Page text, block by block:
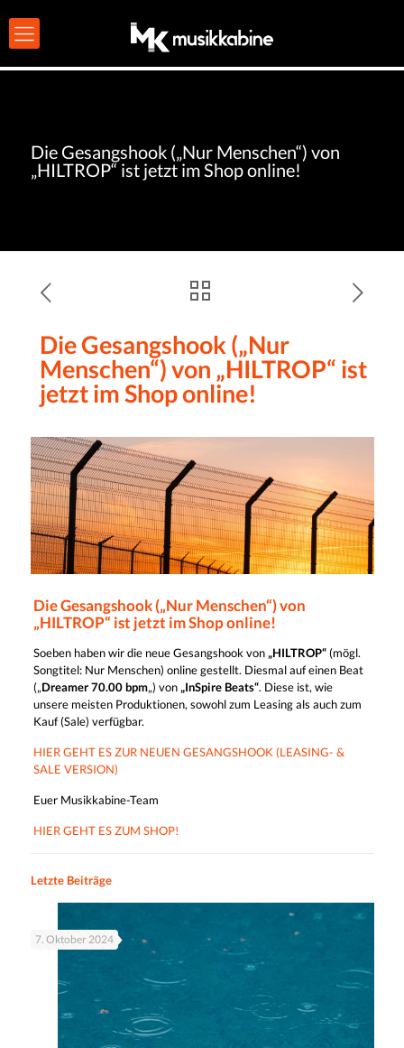
Die Gesangshook („Nur Menschen“) von
„HILTROP“ ist jetzt im Shop online!
Die Gesangshook („Nur
Menschen“) von „HILTROP“ ist
jetzt im Shop online!
Die Gesangshook („Nur Menschen“) von
„HILTROP“ ist jetzt im Shop online!
Soeben haben wir die neue Gesangshook von „HILTROP“(mögl.
Songtitel: Nur Menschen) online gestellt. Diesmal auf einen Beat
(„Dreamer 70.00 bpm„) von „InSpire Beats“. Diese ist, wie
unsere meisten Produktionen, sowohl zum Leasing als auch zum
Kauf (Sale) verfügbar.
HIER GEHT ES ZUR NEUEN GESANGSHOOK (LEASING- &
SALE VERSION)
Euer Musikkabine-Team
HIER GEHT ES ZUM SHOP!
Letzte Beiträge
7. Oktober 2024